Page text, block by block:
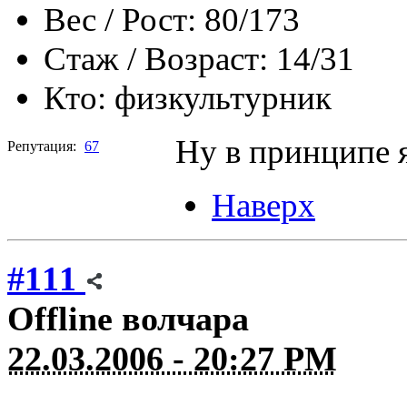
Вес / Рост: 80/173
Стаж / Возраст: 14/31
Кто: физкультурник
Репутация: 67
Ну в принципе
Наверх
#111
Offline волчара
22.03.2006 - 20:27 PM